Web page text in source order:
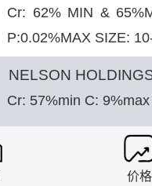
Cr: 62% MIN &
P:0.02%MAX SIZE:
NELSON
Cr: 57%min C:
Wenhao Metal
价格